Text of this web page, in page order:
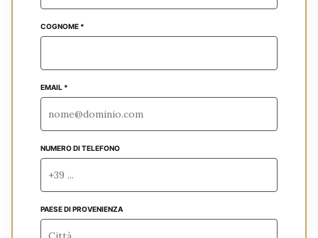
COGNOME *
EMAIL *
NUMERO DI TELEFONO
PAESE DI PROVENIENZA